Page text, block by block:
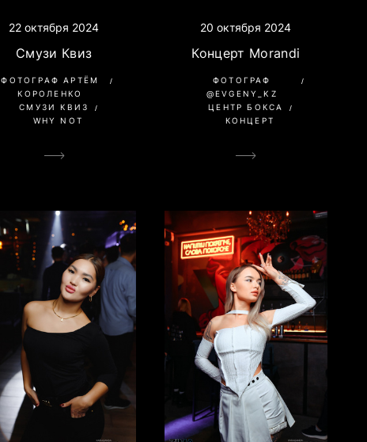
22 октября 2024
Смузи Квиз
ФОТОГРАФ АРТЁМ
КОРОЛЕНКО
СМУЗИ КВИЗ
WHY NOT
20 октября 2024
Концерт Morandi
ФОТОГРАФ
@EVGENY_KZ
ЦЕНТР БОКСА
КОНЦЕРТ